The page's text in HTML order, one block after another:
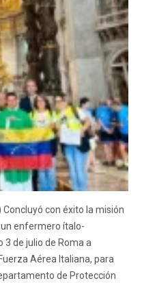
con éxito la misión
enfermero ítalo-
3 de julio de Roma a
Aérea Italiana, para
de Protección